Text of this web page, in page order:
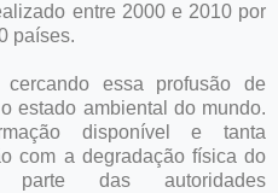
entre 2000 e 2010 por
países.
essa profusão de
estado ambiental do mundo.
disponível e tanta
com a degradação física do
das autoridades